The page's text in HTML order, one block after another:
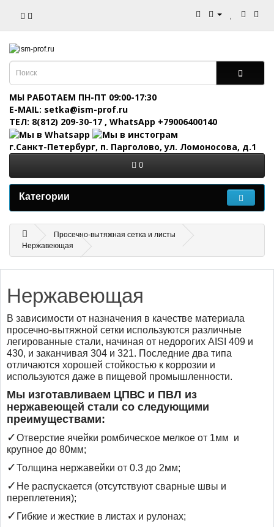
МЫ РАБОТАЕМ ПН-ПТ 09:00-17:30
E-MAIL: setka@ism-prof.ru
ТЕЛ: 8(812) 209-30-17 , WhatsApp +79006400140
г.Санкт-Петербург, п. Парголово, ул. Ломоносова, д.1
0
Категории
Просечно-вытяжная сетка и листы
Нержавеющая
Нержавеющая
В зависимости от назначения в качестве материала
просечно-вытяжной сетки используются различные
легированные стали, начиная от недорогих AISI 409 и
430, и заканчивая 304 и 321. Последние два типа
отличаются хорошей стойкостью к коррозии и
используются даже в пищевой промышленности.
Мы изготавливаем ЦПВС и ПВЛ из
нержавеющей стали со следующими
преимуществами:
✓Отверстие ячейки ромбическое мелкое от 1мм и
крупное до 80мм;
✓Толщина нержавейки от 0.3 до 2мм;
✓ Не распускается (отсутствуют сварные швы и
переплетения);
✓ Гибкие и жесткие в листах и рулонах;